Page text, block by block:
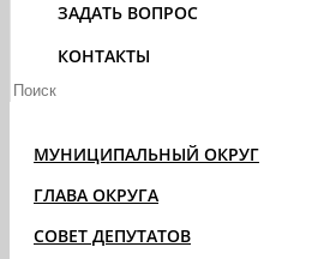
ЗАДАТЬ ВОПРОС
КОНТАКТЫ
МУНИЦИПАЛЬНЫЙ ОКРУГ
ГЛАВА ОКРУГА
СОВЕТ ДЕПУТАТОВ